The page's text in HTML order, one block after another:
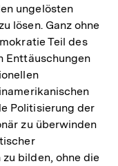
ungelösten
lösen. Ganz ohne
Teil des
Enttäuschungen
Politisierung der
zu überwinden
bilden, ohne die